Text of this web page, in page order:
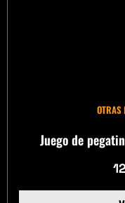
OTRAS
Juego de